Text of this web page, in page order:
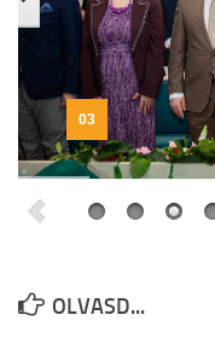
Kapcsolat
O nama
Vajdasági
TESLA Projekt
03
OLVASD...